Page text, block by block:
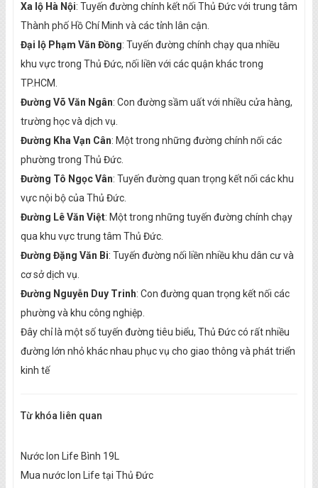
Xa lộ Hà Nội: Tuyến đường chính kết nối Thủ Đức với trung tâm
Thành phố Hồ Chí Minh và các tỉnh lân cận.
Đại lộ Phạm Văn Đồng: Tuyến đường chính chạy qua nhiều
khu vực trong Thủ Đức, nối liền với các quận khác trong
TP.HCM.
Đường Võ Văn Ngân: Con đường sầm uất với nhiều cửa hàng,
trường học và dịch vụ.
Đường Kha Vạn Cân: Một trong những đường chính nối các
phường trong Thủ Đức.
Đường Tô Ngọc Vân: Tuyến đường quan trọng kết nối các khu
vực nội bộ của Thủ Đức.
Đường Lê Văn Việt: Một trong những tuyến đường chính chạy
qua khu vực trung tâm Thủ Đức.
Đường Đặng Văn Bi: Tuyến đường nối liền nhiều khu dân cư và
cơ sở dịch vụ.
Đường Nguyễn Duy Trinh: Con đường quan trọng kết nối các
phường và khu công nghiệp.
Đây chỉ là một số tuyến đường tiêu biểu, Thủ Đức có rất nhiều
đường lớn nhỏ khác nhau phục vụ cho giao thông và phát triển
kinh tế
Từ khóa liên quan
Nước Ion Life Bình 19L
Mua nước Ion Life tại Thủ Đức